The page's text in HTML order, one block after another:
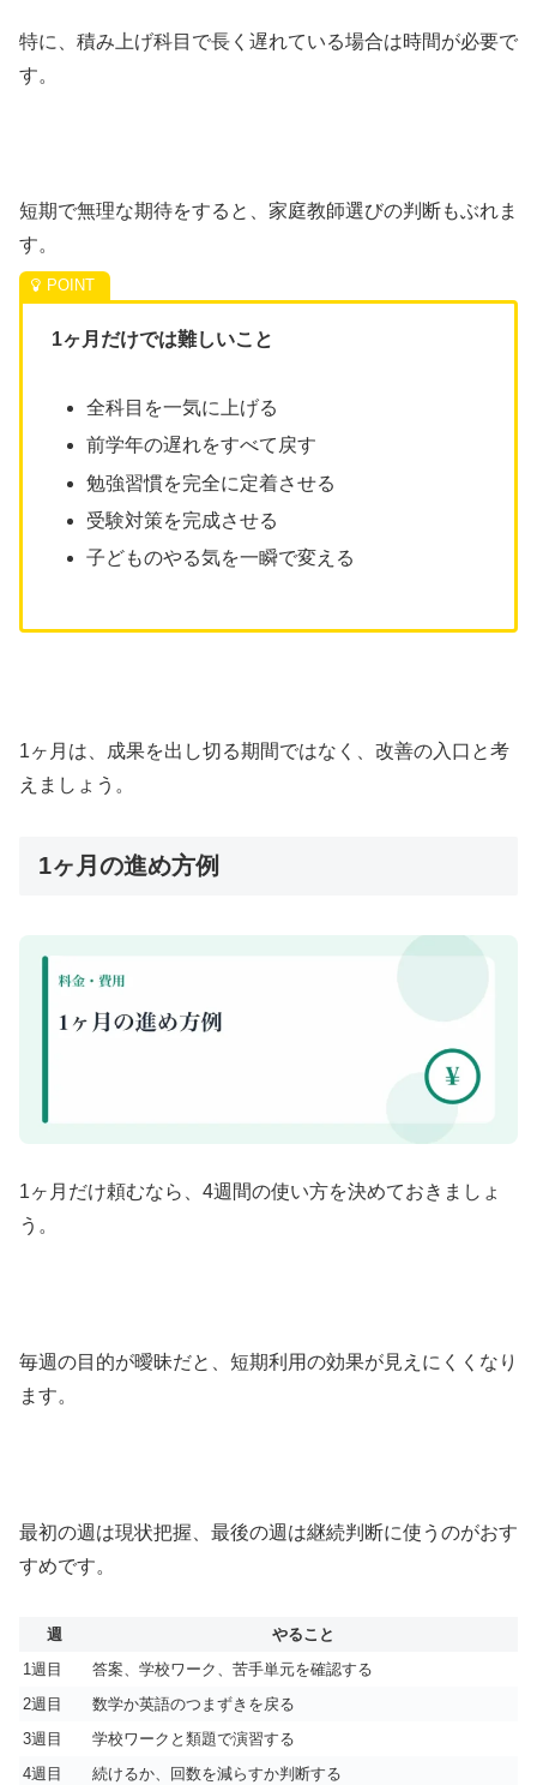
特に、積み上げ科目で長く遅れている場合は時間が必要で
す。
短期で無理な期待をすると、家庭教師選びの判断もぶれま
す。
1ヶ月だけでは難しいこと
全科目を一気に上げる
前学年の遅れをすべて戻す
勉強習慣を完全に定着させる
受験対策を完成させる
子どものやる気を一瞬で変える
1ヶ月は、成果を出し切る期間ではなく、改善の入口と考
えましょう。
1ヶ月の進め方例
1ヶ月だけ頼むなら、4週間の使い方を決めておきましょ
う。
毎週の目的が曖昧だと、短期利用の効果が見えにくくなり
ます。
最初の週は現状把握、最後の週は継続判断に使うのがおす
すめです。
週
やること
1週目
答案、学校ワーク、苦手単元を確認する
2週目
数学か英語のつまずきを戻る
3週目
学校ワークと類題で演習する
4週目
続けるか、回数を減らすか判断する